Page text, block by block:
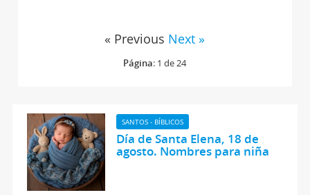
« Previous Next »
Página: 1 de 24
SANTOS - BÍBLICOS
Día de Santa Elena, 18 de
agosto. Nombres para niña